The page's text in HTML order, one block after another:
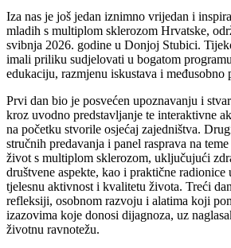
Iza nas je još jedan iznimno vrijedan i
mladih s multiplom sklerozom Hrvatske,
svibnja 2026. godine u Donjoj Stubici.
imali priliku sudjelovati u bogatom
edukaciju, razmjenu iskustava i međusobno
Prvi dan bio je posvećen upoznavanju i
kroz uvodno predstavljanje te interaktivne
na početku stvorile osjećaj zajedništva.
stručnih predavanja i panel rasprava na
život s multiplom sklerozom, uključujući
društvene aspekte, kao i praktične radionice
tjelesnu aktivnost i kvalitetu života. Treći
refleksiji, osobnom razvoju i alatima koji
izazovima koje donosi dijagnoza, uz
životnu ravnotežu.